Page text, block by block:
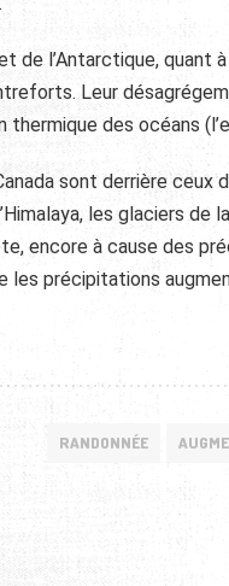
de l’Antarctique,
Leur
thermique des océans
sont derrière ceux
les glaciers de
encore à cause des
les précipitations
RANDONNÉE